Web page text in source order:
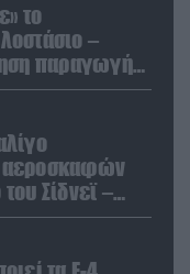
το
–
παραγωγής
αεροσκαφών
Σίδνεϊ –
(βίντεο)